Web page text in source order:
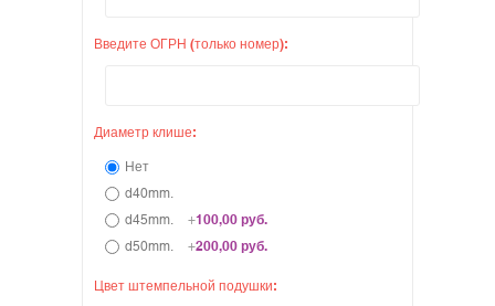
Введите ОГРН (только номер):
Диаметр клише:
Нет
d40mm.
d45mm.
+100,00 руб.
d50mm.
+200,00 руб.
Цвет штемпельной подушки: